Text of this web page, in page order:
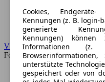
VW
Forum
Cookies,
Kennungen (z. B. login-
generierte
Kennungen)
Informationen
Browserinformationen,
unterstützte
gespeichert oder von